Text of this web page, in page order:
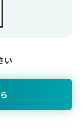
い